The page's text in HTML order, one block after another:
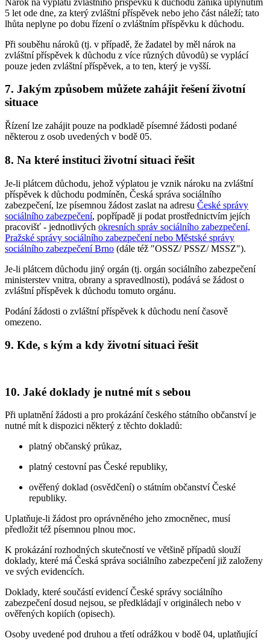
5 let ode dne, za který zvláštní příspěvek nebo jeho část náleží; tato
lhůta neplyne po dobu řízení o zvláštním příspěvku k důchodu.
Při souběhu nároků (tj. v případě, že žadatel by měl nárok na
zvláštní příspěvek k důchodu z více různých důvodů) se vyplácí
pouze jeden zvláštní příspěvek, a to ten, který je vyšší.
7. Jakým způsobem můžete zahájit řešení životní
situace
Řízení lze zahájit pouze na podkladě písemné žádosti podané
některou z osob uvedených v bodě 05.
8. Na které instituci životní situaci řešit
Je-li plátcem důchodu, jehož výplatou je vznik nároku na zvláštní
příspěvek k důchodu podmíněn, Česká správa sociálního
zabezpečení, lze písemnou žádost zaslat na adresu České správy
sociálního zabezpečení, popřípadě ji podat prostřednictvím jejích
pracovišť - jednotlivých okresních správ sociálního zabezpečení,
Pražské správy sociálního zabezpečení nebo Městské správy
sociálního zabezpečení Brno (dále též "OSSZ/ PSSZ/ MSSZ").
Je-li plátcem důchodu jiný orgán (tj. orgán sociálního zabezpečení
ministerstev vnitra, obrany a spravedlnosti), podává se žádost o
zvláštní příspěvek k důchodu tomuto orgánu.
Podání žádosti o zvláštní příspěvek k důchodu není časově
omezeno.
9. Kde, s kým a kdy životní situaci řešit
10. Jaké doklady je nutné mít s sebou
Při uplatnění žádosti a pro prokázání českého státního občanství je
nutné mít k dispozici některý z těchto dokladů:
platný občanský průkaz,
platný cestovní pas České republiky,
ověřený doklad (osvědčení) o státním občanství České
republiky.
Uplatňuje-li žádost pro oprávněného jeho zmocněnec, musí
předložit též písemnou plnou moc.
K prokázání rozhodných skutečností ve většině případů slouží
doklady, které má Česká správa sociálního zabezpečení již založeny
ve svých evidencích.
Doklady, které součástí evidencí České správy sociálního
zabezpečení dosud nejsou, se předkládají v originálech nebo v
ověřených kopiích (opisech).
Osoby uvedené pod druhou a třetí odrážkou v bodě 04, uplatňující